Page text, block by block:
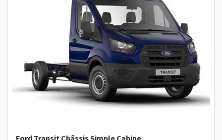
Ford Transit Châssis Simple Cabine